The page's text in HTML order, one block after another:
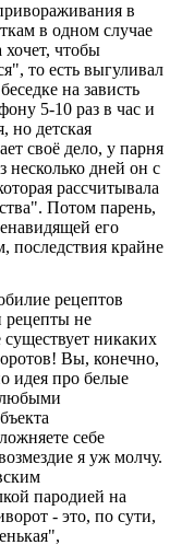
в
в одном случае
хочет, чтобы
то есть выгуливал
на зависть
5-10 раз в час и
но детская
своё дело, у парня
несколько дней он с
рассчитывала
Потом парень,
его
последствия крайне
рецептов
рецепты не
никаких
Вы, конечно,
идея про белые
любыми
себе
я уж молчу.
пародией на
- это, по сути,